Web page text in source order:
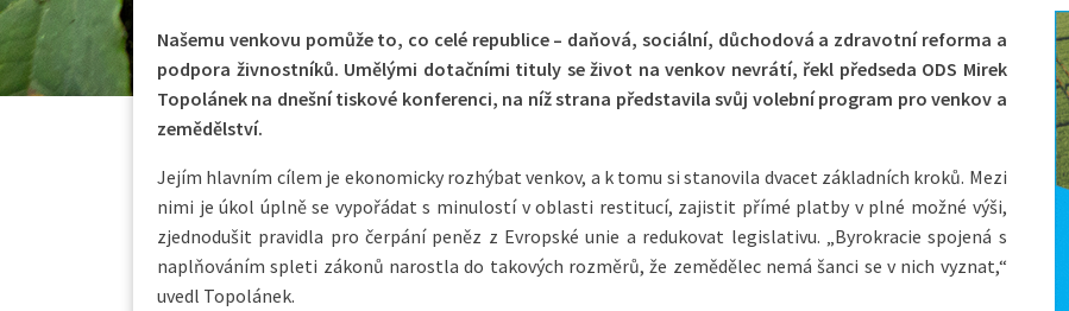
Našemu venkovu pomůže to, co celé republice – daňová, sociální, důchodová a zdravotní reforma a
podpora živnostníků. Umělými dotačními tituly se život na venkov nevrátí, řekl předseda ODS Mirek
Topolánek na dnešní tiskové konferenci, na níž strana představila svůj volební program pro venkov a
zemědělství.
Jejím hlavním cílem je ekonomicky rozhýbat venkov, a k tomu si stanovila dvacet základních kroků. Mezi
nimi je úkol úplně se vypořádat s minulostí v oblasti restitucí, zajistit přímé platby v plné možné výši,
zjednodušit pravidla pro čerpání peněz z Evropské unie a redukovat legislativu. „Byrokracie spojená s
naplňováním spleti zákonů narostla do takových rozměrů, že zemědělec nemá šanci se v nich vyznat,“
uvedl Topolánek.